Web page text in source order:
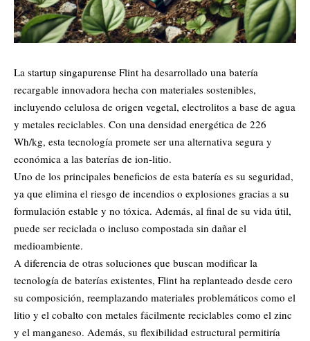
La startup singapurense Flint ha desarrollado una batería
recargable innovadora hecha con materiales sostenibles,
incluyendo celulosa de origen vegetal, electrolitos a base de agua
y metales reciclables. Con una densidad energética de 226
Wh/kg, esta tecnología promete ser una alternativa segura y
económica a las baterías de ion-litio.
Uno de los principales beneficios de esta batería es su seguridad,
ya que elimina el riesgo de incendios o explosiones gracias a su
formulación estable y no tóxica. Además, al final de su vida útil,
puede ser reciclada o incluso compostada sin dañar el
medioambiente.
A diferencia de otras soluciones que buscan modificar la
tecnología de baterías existentes, Flint ha replanteado desde cero
su composición, reemplazando materiales problemáticos como el
litio y el cobalto con metales fácilmente reciclables como el zinc
y el manganeso. Además, su flexibilidad estructural permitiría